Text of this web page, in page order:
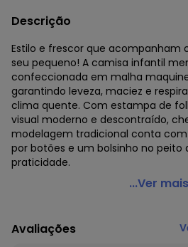
Descrição
Estilo e frescor que acompanham
seu pequeno! A camisa infantil
confeccionada em malha
garantindo leveza, maciez e
clima quente. Com estampa de
visual moderno e descontraído,
modelagem tradicional conta
por botões e um bolsinho no peito
praticidade.
Milon - Camisa Infantil Menino
Comprimento da Manga: Curta
Decote Frente : V
...Ver mais
Avaliações